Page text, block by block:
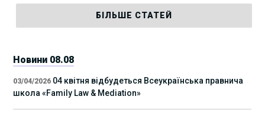
БІЛЬШЕ СТАТЕЙ
Новини 08.08
03/04/2026 04 квітня відбудеться Всеукраїнська правнича
школа «Family Law & Mediation»